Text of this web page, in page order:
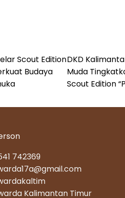
Scout Edition
Budaya
DKD
Muda
Scout Edition
742369
Kalimantan Timur